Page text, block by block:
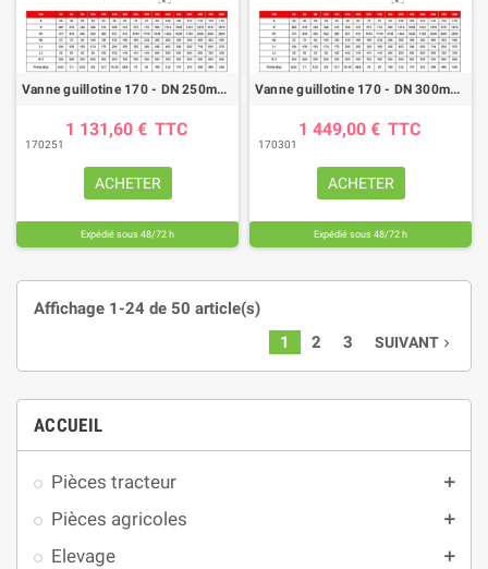
ACCUEIL
Pièces tracteur add
Pièces agricoles add
Elevage add
Vanne guillotine 170 - DN 250mm - FTE/NBR - fin de course
1 131,60 € TTC
170251
ACHETER
Expédié sous 48/72 h
Vanne guillotine 170 - DN 300mm - FTE/NBR - fin de course
1 449,00 € TTC
170301
ACHETER
Expédié sous 48/72 h
Affichage 1-24 de 50 article(s)
1
2 3 SUIVANT navigate_next